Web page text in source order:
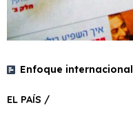
Enfoque internacional
EL PAÍS /